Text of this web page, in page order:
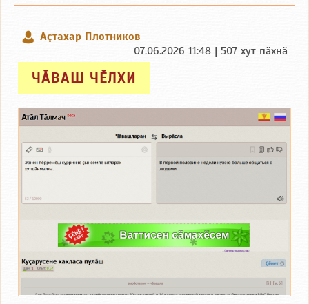
Аçтахар Плотников
07.06.2026 11:48 | 507 хут пӑхнӑ
ЧӐВАШ ЧӖЛХИ